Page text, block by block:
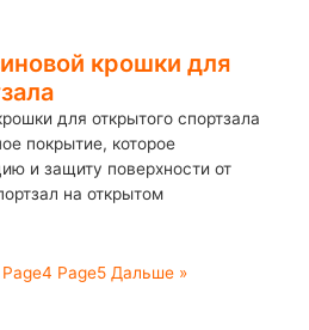
крошки для
для открытого спортзала
покрытие, которое
и защиту поверхности от
на открытом
Page4 Page5 Дальше »